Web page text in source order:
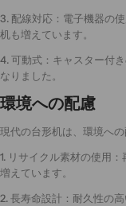
3. 配線対応：電子機器の
机も増えています。
4. 可動式：キャスター付
なりました。
環境への配慮
現代の台形机は、環境へ
1. リサイクル素材の使用
増えています。
2. 長寿命設計：耐久性の